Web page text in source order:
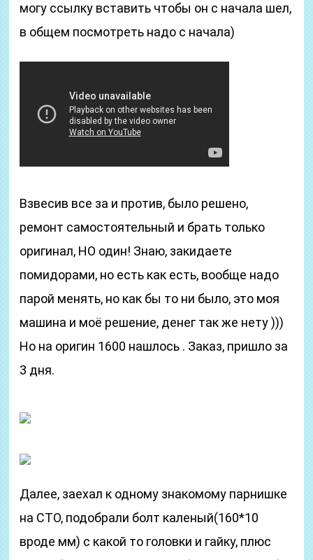
могу ссылку вставить чтобы он с начала шел,
в общем посмотреть надо с начала)
Взвесив все за и против, было решено,
ремонт самостоятельный и брать только
оригинал, НО один! Знаю, закидаете
помидорами, но есть как есть, вообще надо
парой менять, но как бы то ни было, это моя
машина и моё решение, денег так же нету )))
Но на оригин 1600 нашлось . Заказ, пришло за
3 дня.
Далее, заехал к одному знакомому парнишке
на СТО, подобрали болт каленый(160*10
вроде мм) с какой то головки и гайку, плюс